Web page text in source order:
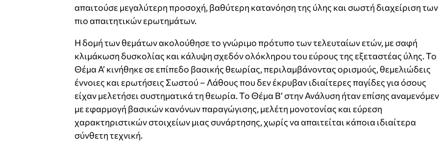
απαιτούσε μεγαλύτερη προσοχή, βαθύτερη κατανόηση της ύλης και σωστή διαχείριση των
πιο απαιτητικών ερωτημάτων.
Η δομή των θεμάτων ακολούθησε το γνώριμο πρότυπο των τελευταίων ετών, με σαφή
κλιμάκωση δυσκολίας και κάλυψη σχεδόν ολόκληρου του εύρους της εξεταστέας ύλης. Το
Θέμα Α’ κινήθηκε σε επίπεδο βασικής θεωρίας, περιλαμβάνοντας ορισμούς, θεμελιώδεις
έννοιες και ερωτήσεις Σωστού – Λάθους που δεν έκρυβαν ιδιαίτερες παγίδες για όσους
είχαν μελετήσει συστηματικά τη θεωρία. Το Θέμα Β’ στην Ανάλυση ήταν επίσης
με εφαρμογή βασικών κανόνων παραγώγισης, μελέτη μονοτονίας και εύρεση
χαρακτηριστικών στοιχείων μιας συνάρτησης, χωρίς να απαιτείται κάποια ιδιαίτερα
σύνθετη τεχνική.